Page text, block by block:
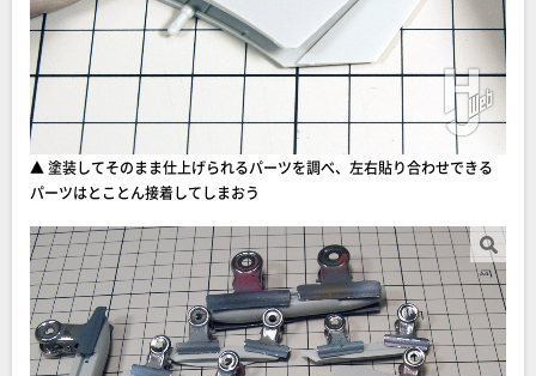
▲ 塗装してそのまま仕上げられるパーツを調べ、左右貼り合わせできる
パーツはとことん接着してしまおう